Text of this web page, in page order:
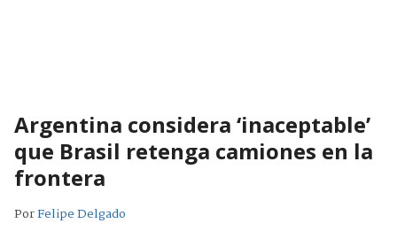
Argentina considera ‘inaceptable’
que Brasil retenga camiones en la
frontera
PorFelipe Delgado